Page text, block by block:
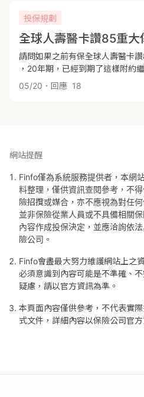
投保規劃
全球人壽醫卡讚85重
請問如果之前有保全球人壽醫卡
，20年期，已經到期了這樣附約
主約到期後，附約就自動終止了呢?
05/20 ．回應 18
網站提醒
Finfo僅為系統服務提供者，本網
料整理，僅供資訊查閱參考，不
險招攬或媒合，亦不應視為對任
並非保險從業人員或不具備相關
內容作成投保決定，並應洽詢依
險公司。
Finfo會盡最大努力維護網站上之
必須意識到內容可能是不準確、
疑慮，請以官方資訊為準。
本頁面內容僅供參考，不代表實
式文件，詳細內容以保險公司官方